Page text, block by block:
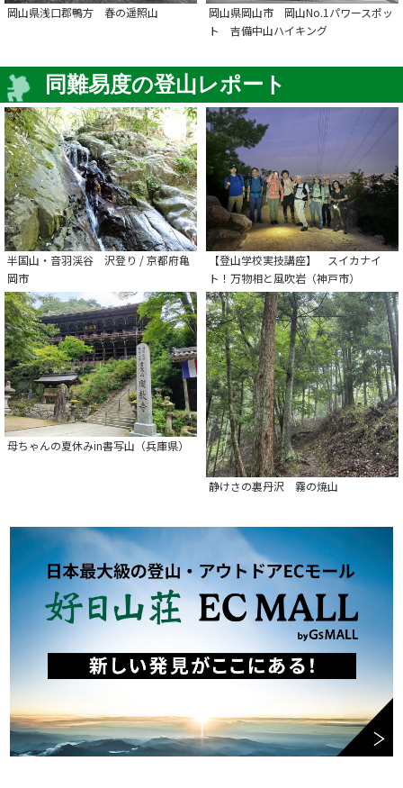
岡山県浅口郡鴨方 春の遥照山
岡山県岡山市 岡山No.1パワースポッ
ト 吉備中山ハイキング
同難易度の登山レポート
半国山・音羽渓谷 沢登り / 京都府亀
岡市
【登山学校実技講座】 スイカナイ
ト！万物相と風吹岩（神戸市）
母ちゃんの夏休みin書写山（兵庫県）
静けさの裏丹沢 霧の焼山